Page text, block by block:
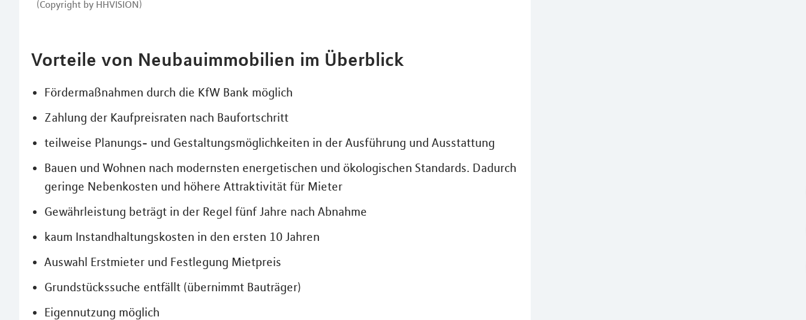
(Copyright by HHVISION)
Vorteile von Neubauimmobilien im Überblick
Fördermaßnahmen durch die KfW Bank möglich
Zahlung der Kaufpreisraten nach Baufortschritt
teilweise Planungs- und Gestaltungsmöglichkeiten in der Ausführung und Ausstattung
Bauen und Wohnen nach modernsten energetischen und ökologischen Standards. Dadurch
geringe Nebenkosten und höhere Attraktivität für Mieter
Gewährleistung beträgt in der Regel fünf Jahre nach Abnahme
kaum Instandhaltungskosten in den ersten 10 Jahren
Auswahl Erstmieter und Festlegung Mietpreis
Grundstückssuche entfällt (übernimmt Bauträger)
Eigennutzung möglich